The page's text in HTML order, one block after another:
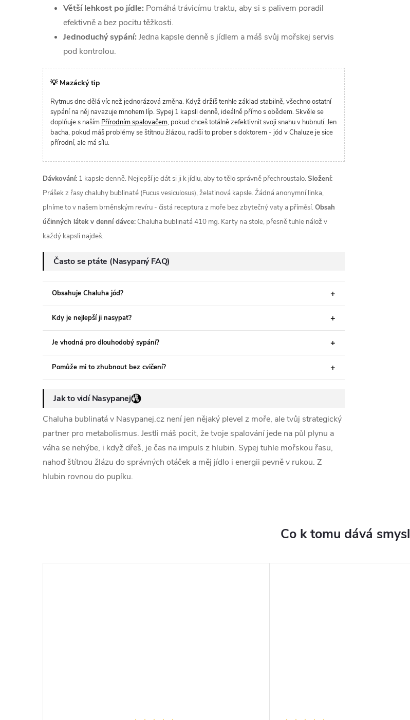
Větší lehkost po jídle: Pomáhá trávicímu traktu, aby si s palivem poradil
efektivně a bez pocitu těžkosti.
Jednoduchý sypání: Jedna kapsle denně s jídlem a máš svůj mořskej servis
pod kontrolou.
💡 Mazácký tip
Rytmus dne dělá víc než jednorázová změna. Když držíš tenhle základ stabilně, všechno ostatní
sypání na něj navazuje mnohem líp. Sypej 1 kapsli denně, ideálně přímo s obědem. Skvěle se
doplňuje s naším Přírodním spalovačem, pokud chceš totálně zefektivnit svoji snahu v hubnutí. Jen
bacha, pokud máš problémy se štítnou žlázou, radši to prober s doktorem - jód v Chaluze je sice
přírodní, ale má sílu.
Dávkování: 1 kapsle denně. Nejlepší je dát si ji k jídlu, aby to tělo správně přechroustalo.Složení:
Prášek z řasy chaluhy bublinaté (Fucus vesiculosus), želatinová kapsle. Žádná anonymní linka,
plníme to v našem brněnským revíru - čistá receptura z moře bez zbytečný vaty a příměsí.Obsah
účinných látek v denní dávce: Chaluha bublinatá 410 mg. Karty na stole, přesně tuhle nálož v
každý kapsli najdeš.
Často se ptáte (Nasypaný FAQ)
Obsahuje Chaluha jód?
Kdy je nejlepší ji nasypat?
Je vhodná pro dlouhodobý sypání?
Pomůže mi to zhubnout bez cvičení?
Jak to vidí Nasypanej
Chaluha bublinatá v Nasypanej.cz není jen nějaký plevel z moře, ale tvůj strategický
partner pro metabolismus. Jestli máš pocit, že tvoje spalování jede na půl plynu a
váha se nehýbe, i když dřeš, je čas na impuls z hlubin. Sypej tuhle mořskou řasu,
nahoď štítnou žlázu do správných otáček a měj jídlo i energii pevně v rukou. Z
hlubin rovnou do pupíku.
Co k tomu dává smysl